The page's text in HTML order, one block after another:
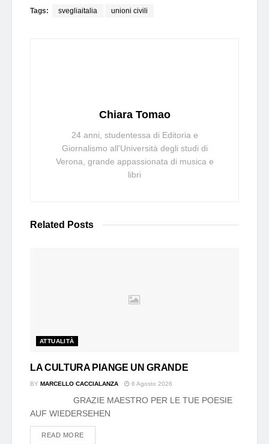
Tags: svegliaitalia unioni civili
Chiara Tomao
24 anni, studentessa di Editoria e
Giornalismo all'Università degli studi di
Verona, grande appassionata di musica e
libri
Related Posts
ATTUALITÀ
LA CULTURA PIANGE UN GRANDE
BY MARCELLO CACCIALANZA 6 Agosto 2026
GRAZIE MAESTRO PER LE TUE POESIE
AUF WIEDERSEHEN
READ MOREDETAILS